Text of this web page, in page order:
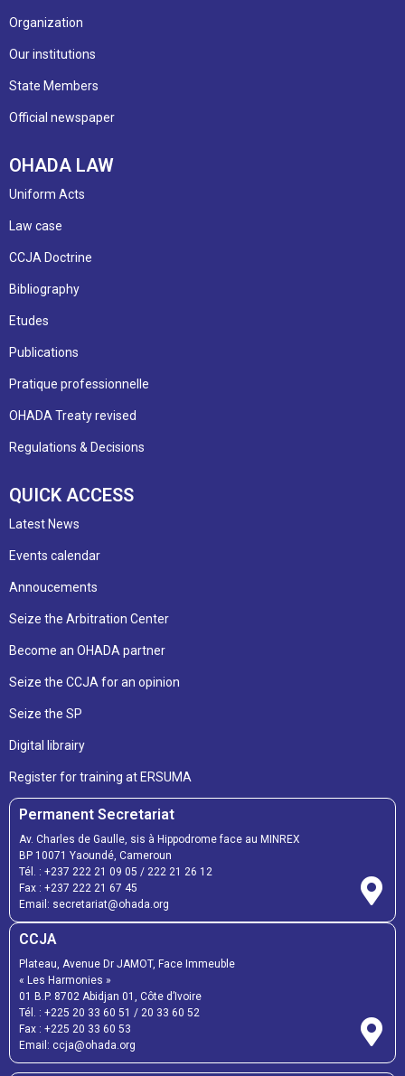
Organization
Our institutions
State Members
Official newspaper
OHADA LAW
Uniform Acts
Law case
CCJA Doctrine
Bibliography
Etudes
Publications
Pratique professionnelle
OHADA Treaty revised
Regulations & Decisions
QUICK ACCESS
Latest News
Events calendar
Annoucements
Seize the Arbitration Center
Become an OHADA partner
Seize the CCJA for an opinion
Seize the SP
Digital librairy
Register for training at ERSUMA
Permanent Secretariat
Av. Charles de Gaulle, sis à Hippodrome face au MINREX
BP 10071 Yaoundé, Cameroun
Tél. : +237 222 21 09 05 / 222 21 26 12
Fax : +237 222 21 67 45
Email: secretariat@ohada.org
CCJA
Plateau, Avenue Dr JAMOT, Face Immeuble
« Les Harmonies »
01 B.P. 8702 Abidjan 01, Côte d’Ivoire
Tél. : +225 20 33 60 51 / 20 33 60 52
Fax : +225 20 33 60 53
Email: ccja@ohada.org